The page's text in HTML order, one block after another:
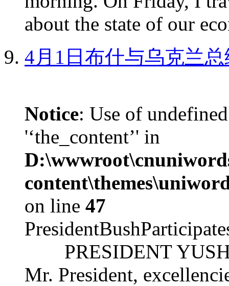
about the state of our
4月1日布什与乌克兰
Notice: Use of
'‘the_content’' in
on line 47
PRESIDENT
Mr. President,